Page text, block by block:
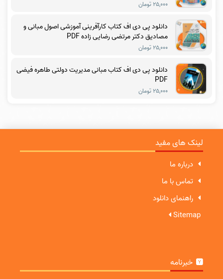
۲۵,۰۰۰ تومان
دانلود پی دی اف کتاب کارآفرینی آموزشی اصول مبانی و
مصادیق دکتر مرتضی رضایی زاده PDF
۲۵,۰۰۰ تومان
دانلود پی دی اف کتاب مبانی مدیریت دولتی طاهره فیضی
PDF
۲۵,۰۰۰ تومان
لینک های مفید
درباره ما
تماس با ما
راهنمای دانلود
Sitemap
خبرنامه